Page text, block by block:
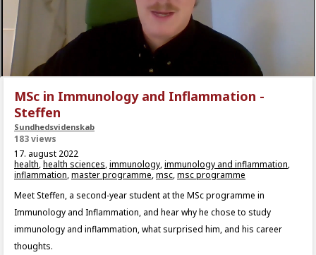
MSc in Immunology and Inflammation -
Steffen
Sundhedsvidenskab
183 views
17. august 2022
health,health sciences,immunology,immunology and inflammation,
inflammation,master programme,msc,msc programme
Meet Steffen, a second-year student at the MSc programme in
Immunology and Inflammation, and hear why he chose to study
immunology and inflammation, what surprised him, and his career
thoughts.